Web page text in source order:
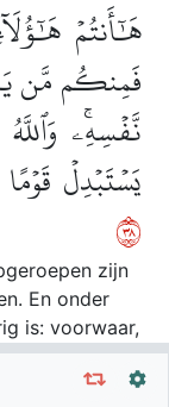
هَٰٓأَنتُمۡ
فَمِنكُم مَّن
نَّفۡسِهِۦۚ
يَسۡتَبۡدِلۡ
٨٣
zijn
En onder
is: voorwaar,
Allah is
zijn. En als